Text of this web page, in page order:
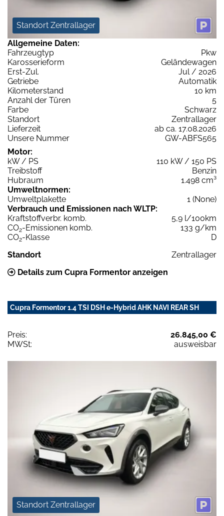
Standort Zentrallager
Allgemeine Daten:
Fahrzeugtyp
Pkw
Karosserieform
Geländewagen
Erst-Zul.
Jul / 2026
Getriebe
Automatik
Kilometerstand
10 km
Anzahl der Türen
5
Farbe
Schwarz
Standort
Zentrallager
Lieferzeit
ab ca. 17.08.2026
Unsere Nummer
GW-ABFS565
Motor:
kW / PS
110 kW / 150 PS
Treibstoff
Benzin
Hubraum
1.498 cm³
Umweltnormen:
Umweltplakette
1 (None)
Verbrauch und Emissionen nach WLTP:
Kraftstoffverbr. komb.
5,9 l/100km
CO2-Emissionen komb.
133 g/km
CO2-Klasse
D
Standort
Zentrallager
Details zum Cupra Formentor anzeigen
Cupra Formentor 1.4 TSI DSH e-Hybrid AHK NAVI REAR SH
Preis:
26.845,00 €
MWSt:
ausweisbar
Standort Zentrallager